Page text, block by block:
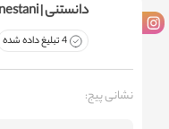
دانستنی | danestani
4 تبلیغ داده شده
نشانی پیج: